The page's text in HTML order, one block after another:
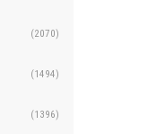
(2070)
(1494)
(1396)